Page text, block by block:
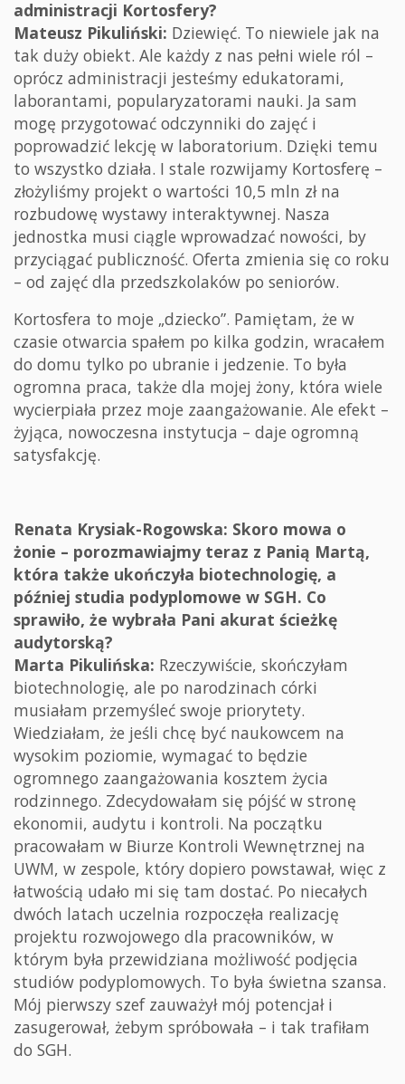
administracji Kortosfery?
Mateusz Pikuliński: Dziewięć. To niewiele jak na
tak duży obiekt. Ale każdy z nas pełni wiele ról –
oprócz administracji jesteśmy edukatorami,
laborantami, popularyzatorami nauki. Ja sam
mogę przygotować odczynniki do zajęć i
poprowadzić lekcję w laboratorium. Dzięki temu
to wszystko działa. I stale rozwijamy Kortosferę –
złożyliśmy projekt o wartości 10,5 mln zł na
rozbudowę wystawy interaktywnej. Nasza
jednostka musi ciągle wprowadzać nowości, by
przyciągać publiczność. Oferta zmienia się co roku
– od zajęć dla przedszkolaków po seniorów.
Kortosfera to moje „dziecko”. Pamiętam, że w
czasie otwarcia spałem po kilka godzin, wracałem
do domu tylko po ubranie i jedzenie. To była
ogromna praca, także dla mojej żony, która wiele
wycierpiała przez moje zaangażowanie. Ale efekt –
żyjąca, nowoczesna instytucja – daje ogromną
satysfakcję.
Renata Krysiak-Rogowska: Skoro mowa o
żonie – porozmawiajmy teraz z Panią Martą,
która także ukończyła biotechnologię, a
później studia podyplomowe w SGH. Co
sprawiło, że wybrała Pani akurat ścieżkę
audytorską?
Marta Pikulińska: Rzeczywiście, skończyłam
biotechnologię, ale po narodzinach córki
musiałam przemyśleć swoje priorytety.
Wiedziałam, że jeśli chcę być naukowcem na
wysokim poziomie, wymagać to będzie
ogromnego zaangażowania kosztem życia
rodzinnego. Zdecydowałam się pójść w stronę
ekonomii, audytu i kontroli. Na początku
pracowałam w Biurze Kontroli Wewnętrznej na
UWM, w zespole, który dopiero powstawał, więc z
łatwością udało mi się tam dostać. Po niecałych
dwóch latach uczelnia rozpoczęła realizację
projektu rozwojowego dla pracowników, w
którym była przewidziana możliwość podjęcia
studiów podyplomowych. To była świetna szansa.
Mój pierwszy szef zauważył mój potencjał i
zasugerował, żebym spróbowała – i tak trafiłam
do SGH.